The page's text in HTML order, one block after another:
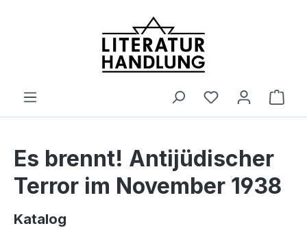
Es brennt! Antijüdischer
Terror im November 1938
Katalog